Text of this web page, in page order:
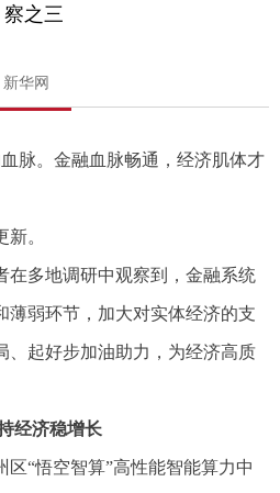
察之三
华网
脉。金融血脉畅通，经济肌体才
。
多地调研中观察到，金融系统
薄弱环节，加大对实体经济的支
、起好步加油助力，为经济高质
经济稳增长
“悟空智算”高性能智能算力中